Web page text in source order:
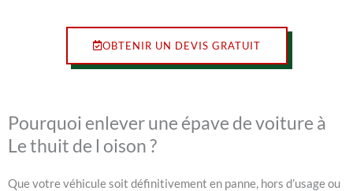
OBTENIR UN DEVIS GRATUIT
Pourquoi enlever une épave de voiture à
Le thuit de l oison ?
Que votre véhicule soit définitivement en panne, hors d’usage ou